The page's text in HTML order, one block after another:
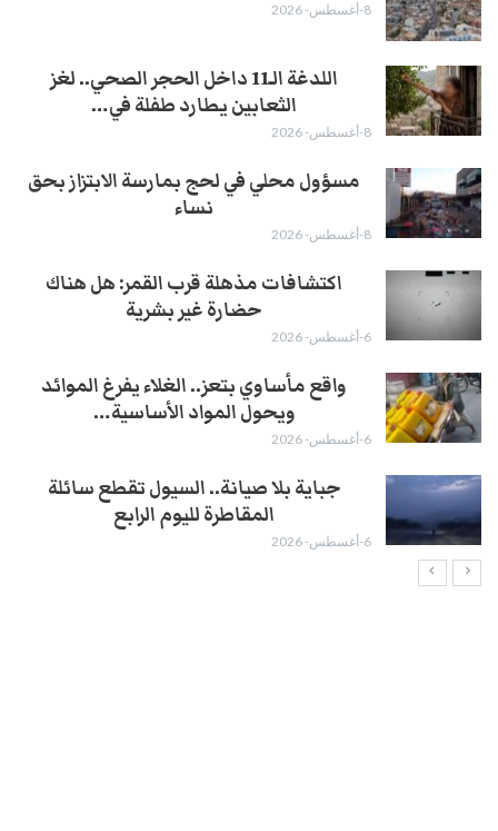
8-أغسطس- 2026
اللدغة الـ11 داخل الحجر الصحي.. لغز
الثعابين يطارد طفلة في…
8-أغسطس- 2026
مسؤول محلي في لحج بمارسة الابتزاز بحق
نساء
8-أغسطس- 2026
اكتشافات مذهلة قرب القمر: هل هناك
حضارة غير بشرية
6-أغسطس- 2026
واقع مأساوي بتعز.. الغلاء يفرغ الموائد
ويحول المواد الأساسية…
6-أغسطس- 2026
جباية بلا صيانة.. السيول تقطع سائلة
المقاطرة لليوم الرابع
6-أغسطس- 2026